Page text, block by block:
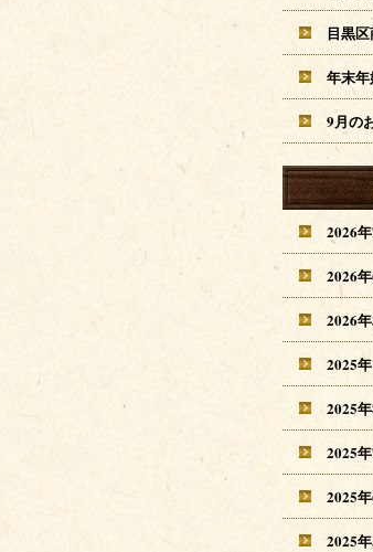
目黒
年末
9月の
2026
2026
2026
2025
2025
2025
2025
2025